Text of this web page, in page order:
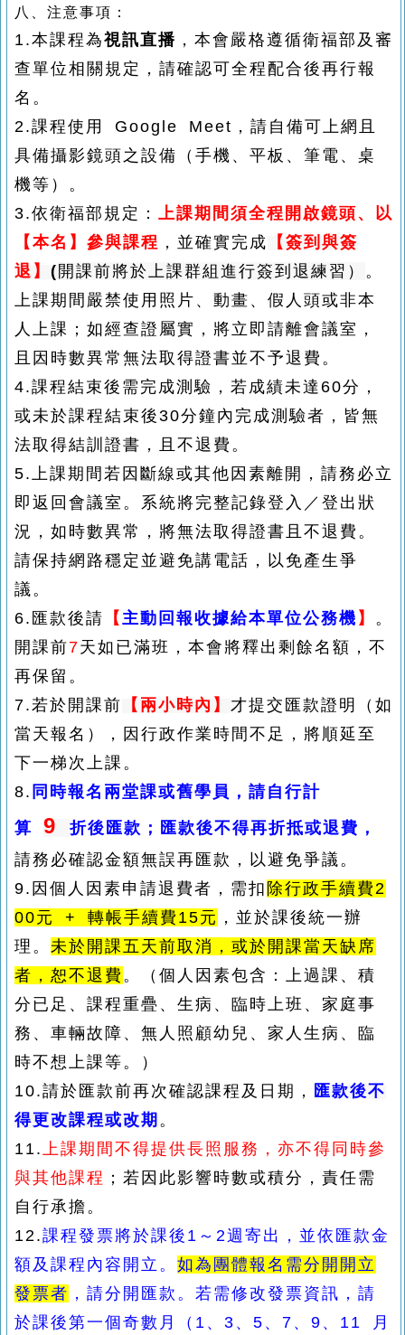
八、注意事項：
1.本課程為視訊直播 ，本會嚴格遵循衛福部及審
查單位相關規定，請確認可全程配合後再行報
名。
2.課程使用 Google Meet，請自備可上網且
具備攝影鏡頭之設備（手機、平板、筆電、桌
機等）。
3.依衛福部規定：
上課期間須全程開啟鏡頭、以
【本名】 參與課程 ，並確實完成 【 簽到與簽
退 】 ( 開課前將於上課群組進行簽到退練習） 。
上課期間嚴禁使用照片、動畫、假人頭或非本
人上課；如經查證屬實，將立即請離會議室，
且因時數異常無法取得證書並不予退費。
4.課程結束後需完成測驗，若成績未達60分，
或未於課程結束後30分鐘內完成測驗者，皆無
法取得結訓證書，且不退費。
5. 上課期間若因斷線或其他因素離開，請務必立
即返回會議室。系統將完整記錄登入／登出狀
況，如時數異常，將無法取得證書且不退費。
請保持網路穩定並避免講電話，以免產生爭
議。
6.匯款後請 【 主動回報收據給本單位公務機 】 。
開課前7天如已滿班，本會將釋出剩餘名額，不
再保留。
7.若於開課前 【 兩小時內 】 才提交匯款證明（如
當天報名），因行政作業時間不足，將順延至
下一梯次上課。
8. 同時報名兩堂課或舊學員，請自行計
算 9折後匯款 ；匯款後不得再折抵或退費，
請務必確認金額無誤再匯款，以避免爭議。
9.因個人因素申請退費者，需扣 除行政手續費2
00元 + 轉帳手續費15元 ，並於課後統一辦
理。 未於開課五天前取消，或於開課當天缺席
者，恕不退費 。
（個人因素包含：上過課、積
分已足、課程重疊、生病、臨時上班、家庭事
務、車輛故障、無人照顧幼兒、家人生病、臨
時不想上課等。）
10.請於匯款前再次確認課程及日期， 匯款後不
得更改課程或改期 。
11. 上課期間不得提供長照服務，亦不得同時參
與其他課程 ；若因此影響時數或積分，責任需
自行承擔。
12.課程發票將於課後1～2週寄出，並依匯款金
額及課程內容開立。 如為團體報名需分開開立
發票者 ，請分開匯款。若需修改發票資訊， 請
於課後第一個奇數月（1、3、5、7、9、11 月